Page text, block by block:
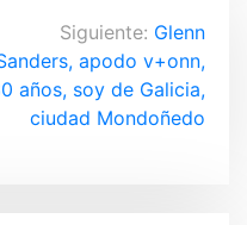
Siguiente: Glenn
apodo v+onn,
años, soy de Galicia,
ciudad Mondoñedo